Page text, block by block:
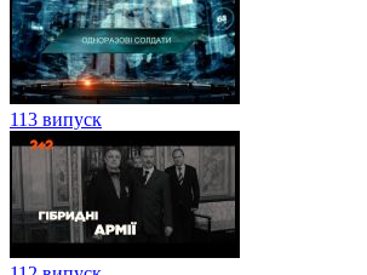
113 випуск